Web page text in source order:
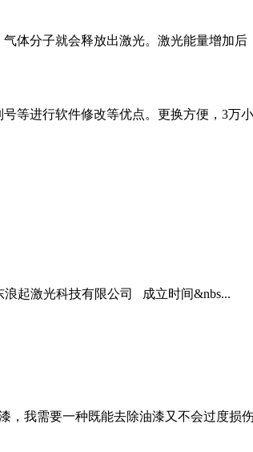
分子就会释放出激光。激光能量增加后
进行软件修改等优点。更换方便，3万
起激光科技有限公司 成立时间&nbs...
我需要一种既能去除油漆又不会过度损